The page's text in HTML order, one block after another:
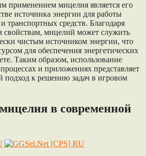
применением мицелия является его
источника энергии для работы
транспортных средств. Благодаря
свойствам, мицелий может служить
чистым источником энергии, что
для обеспечения энергетических
Таким образом, использование
и приложениях представляет
к решению задач в игровом
в современной